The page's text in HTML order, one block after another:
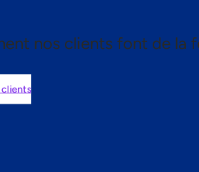
nos clients font de la
clients